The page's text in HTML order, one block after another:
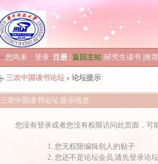
» 您尚未 登录 注册 返回主站 研究生读书 推荐
三农中国读书论坛 » 论坛提示
三农中国读书论坛 提示信息
您没有登录或者您没有权限访问此页面，可
您无权限编辑别人的贴子
您还不是论坛会员,请先登录论坛